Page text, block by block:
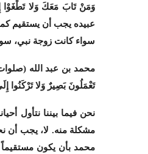
وَمَنْ تَابَ مَعَكَ وَلا تَطْغَوْا
عبيده يجب أن يستقيم
سواء كانت زوجة نبي،
محمد بن عبد الله
تَعْمَلُونَ بَصِيرٌ وَلا تَرْكَنُوا
نحن فيما بيننا نتأول
مشكلة منه. لا، يجب أن
محمد بأن يكون مستقيماً